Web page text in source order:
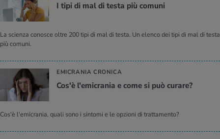
I tipi di mal di testa più co­mu­ni
La scienza conosce oltre 200 tipi di mal di testa. Un elenco dei tipi di mal di testa
più comuni.
EMICRANIA CRONICA
Cos'è l'e­mi­cra­nia e come si può cu­ra­re?
Cos'è l'emicrania, quali sono i sintomi e le opzioni di trattamento?